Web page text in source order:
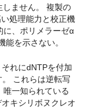
しません。 複製の
処理能力と校正機
に、ポリメラーゼα
を示さない。
れにdNTPを付加
これらは逆転写
一知られている
キシリボヌクレオ